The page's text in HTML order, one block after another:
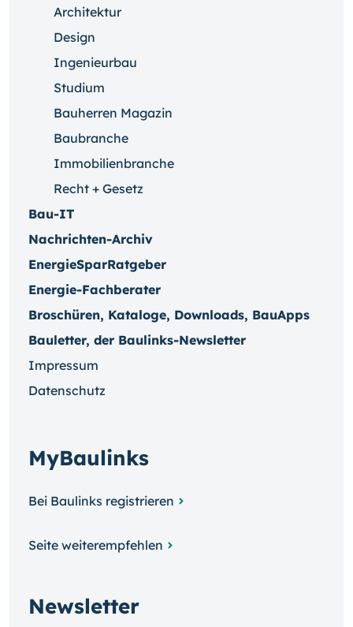
Architektur
Design
Ingenieurbau
Studium
Bauherren Magazin
Baubranche
Immobilienbranche
Recht + Gesetz
Bau-IT
Nachrichten-Archiv
EnergieSparRatgeber
Energie-Fachberater
Broschüren, Kataloge, Downloads, BauApps
Bauletter, der Baulinks-Newsletter
Impressum
Datenschutz
MyBaulinks
Bei Baulinks registrieren
Seite weiterempfehlen
Newsletter